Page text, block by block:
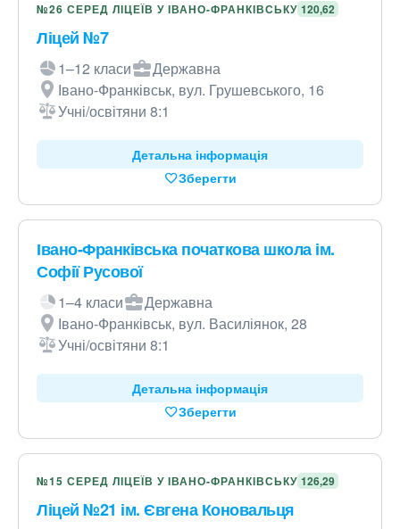
№26 СЕРЕД ЛІЦЕЇВ У ІВАНО-ФРАНКІВСЬКУ 120,62
Ліцей №7
1–12 класи
Державна
Івано-Франківськ, вул. Грушевського, 16
Учні/освітяни 8:1
Детальна інформація
Зберегти
Івано-Франківська початкова школа ім.
Софії Русової
1–4 класи
Державна
Івано-Франківськ, вул. Василіянок, 28
Учні/освітяни 8:1
Детальна інформація
Зберегти
№15 СЕРЕД ЛІЦЕЇВ У ІВАНО-ФРАНКІВСЬКУ 126,29
Ліцей №21 ім. Євгена Коновальця